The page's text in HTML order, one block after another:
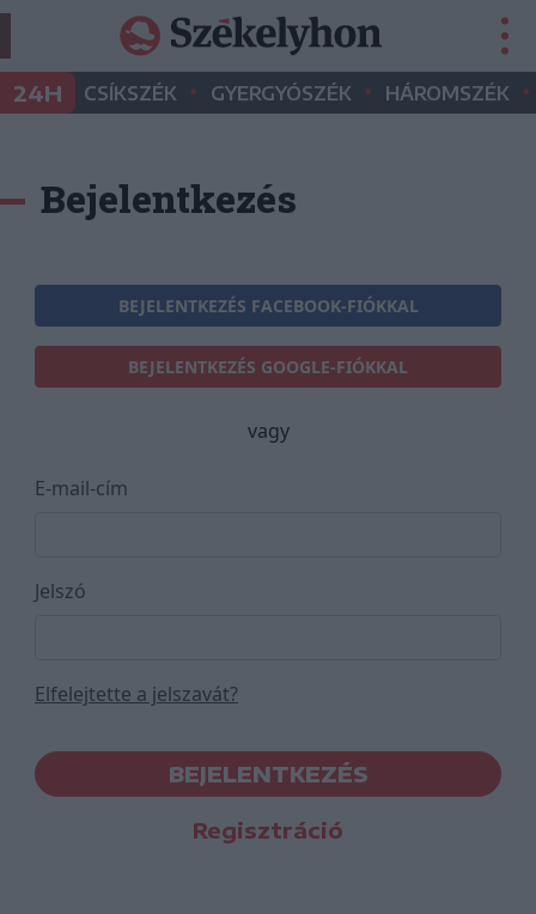
24H CSÍKSZÉK • GYERGYÓSZÉK • HÁROMSZÉK •
Bejelentkezés
BEJELENTKEZÉS FACEBOOK-FIÓKKAL
BEJELENTKEZÉS GOOGLE-FIÓKKAL
vagy
E-mail-cím
Jelszó
Elfelejtette a jelszavát?
BEJELENTKEZÉS
Regisztráció